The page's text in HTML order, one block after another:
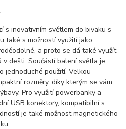
s inovativním světlem do bivaku s
také s možností využití jako
a proto se dá také využít
dešti. Součástí balení světla je
jednoduché použití. Velkou
rozměry, díky kterým se vám
Pro využití powerbanky a
USB konektory, kompatibilní s
je také možnost magnetického